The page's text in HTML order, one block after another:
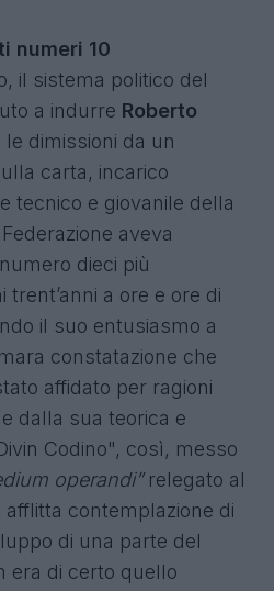
numeri 10
il sistema politico del
a indurre Roberto
dimissioni da un
carta, incarico
tecnico e giovanile della
aveva
dieci più
a ore e ore di
il suo entusiasmo a
constatazione che
affidato per ragioni
dalla sua teorica e
Codino", così, messo
operandi”relegato al
afflitta contemplazione di
di una parte del
era di certo quello